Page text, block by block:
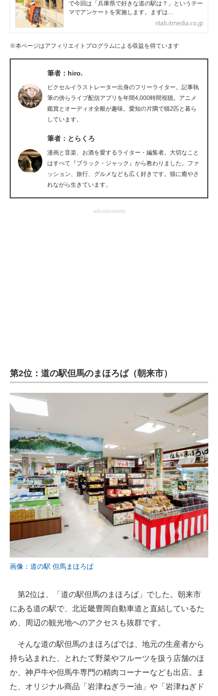
ITエンジニア向け専門サイト
IT製品の技術・比較・事例
モノづくり技術者専門サイト
エレクトロニクス専門サイト
エネルギーの専門メディア
建設×テクノロジーの最前線
ちょっと気になるネットの話題
で今回は「兵庫県で好きな道の駅は？」というテー
マでアンケートを実施します。まずは…
nlab.itmedia.co.jp
※本ページはアフィリエイトプログラムによる収益を得ています
筆者：hiro.
ピクセルイラストレーター出身のフリーライター。記事執
筆の傍らライブ配信アプリを年間4,000時間視聴。アニメ
鑑賞とオーディオ全般が趣味。愛知の片隅で猫2匹と暮ら
しています。
筆者：とらくろ
漫画と音楽、お酒を愛するライター・編集者。大切なこと
はすべて『ブラック・ジャック』から教わりました。ファ
ッション、旅行、グルメなども広く好きです。猫に癒やさ
れながら生きています。
advertisement
第2位：道の駅但馬のまほろば（朝来市）
画像：道の駅 但馬まほろば
第2位は、「道の駅但馬のまほろば」でした。朝来市
にある道の駅で、北近畿豊岡自動車道と直結しているた
め、周辺の観光地へのアクセスも抜群です。
そんな道の駅但馬のまほろばでは、地元の生産者から
持ち込まれた、とれたて野菜やフルーツを扱う店舗のほ
か、神戸牛や但馬牛専門の精肉コーナーなども出店。ま
た、オリジナル商品「岩津ねぎラー油」や「岩津ねぎド